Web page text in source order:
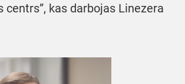
centrs”, kas darbojas Linezera